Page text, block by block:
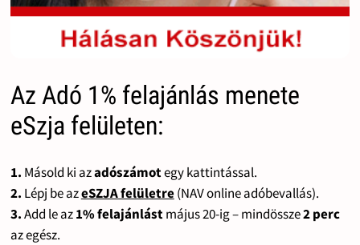
Az Adó 1% felajánlás menete
eSzja felületen:
1. Másold ki azadószámotegy kattintással.
2. Lépj be azeSZJA felületre(NAV online adóbevallás).
3.Add le az1% felajánlástmájus 20-ig – mindössze2 perc
az egész.